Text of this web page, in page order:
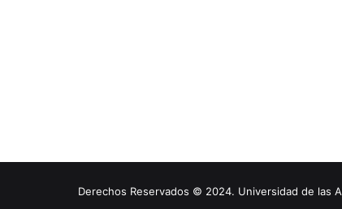
Derechos Reservados © 2024. Universidad de las